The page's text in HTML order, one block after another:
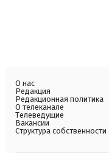
О нас
Редакция
Редакционная политика
О телеканале
Телеведущие
Вакансии
Структура собственности